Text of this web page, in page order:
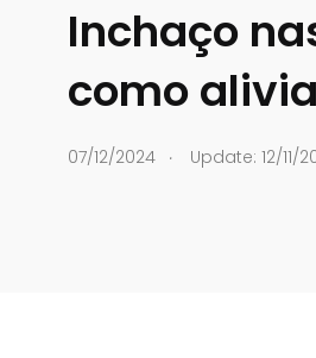
Inchaço
como
07/12/2024 . Update: 12/11/